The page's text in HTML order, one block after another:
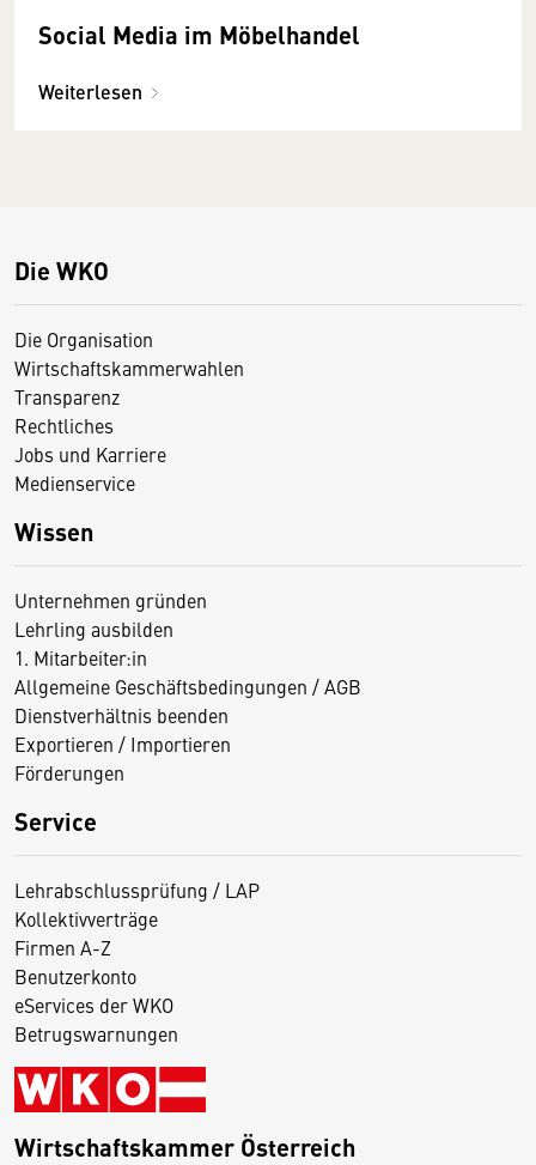
Social Media im Möbelhandel
Weiterlesen
Die WKO
Die Organisation
Wirtschaftskammerwahlen
Transparenz
Rechtliches
Jobs und Karriere
Medienservice
Wissen
Unternehmen gründen
Lehrling ausbilden
1. Mitarbeiter:in
Allgemeine Geschäftsbedingungen / AGB
Dienstverhältnis beenden
Exportieren / Importieren
Förderungen
Service
Lehrabschlussprüfung / LAP
Kollektivverträge
Firmen A-Z
Benutzerkonto
eServices der WKO
Betrugswarnungen
Wirtschaftskammer Österreich